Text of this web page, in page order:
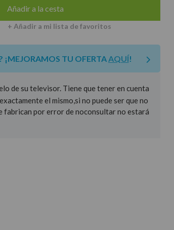
Añadir a la cesta
+ Añadir a mi lista de favoritos
¡MEJORAMOS TU OFERTA AQUÍ!
de su televisor. Tiene que tener en cuenta
el mismo,si no puede ser que no
fabrican por error de noconsultar no estará